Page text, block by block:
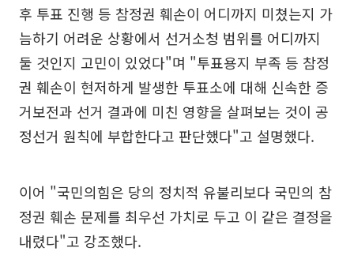
후 투표 진행 등 참정권 훼손이 어디까지 미쳤는지 가
늠하기 어려운 상황에서 선거소청 범위를 어디까지
둘 것인지 고민이 있었다"며 "투표용지 부족 등 참정
권 훼손이 현저하게 발생한 투표소에 대해 신속한 증
거보전과 선거 결과에 미친 영향을 살펴보는 것이 공
정선거 원칙에 부합한다고 판단했다"고 설명했다.
이어 "국민의힘은 당의 정치적 유불리보다 국민의 참
정권 훼손 문제를 최우선 가치로 두고 이 같은 결정을
내렸다"고 강조했다.